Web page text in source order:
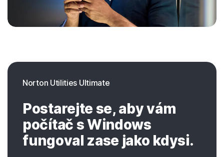
Norton Utilities Ultimate
Postarejte se, aby vám
počítač s Windows
fungoval zase jako kdysi.